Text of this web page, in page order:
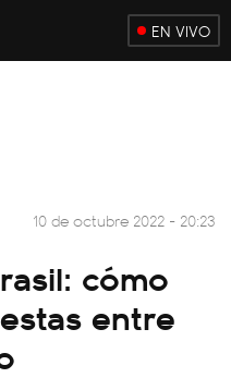
EN VIVO
10 de octubre 2022 - 20:23
cómo
entre